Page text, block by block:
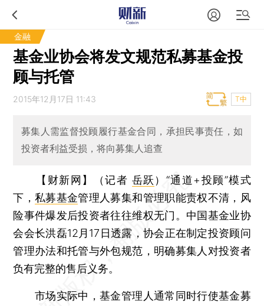
金融
基金业协会将发文规范私募基金投
顾与托管
2015年12月17日 11:43 T中
募集人需监督投顾履行基金合同，承担民事责任，如
投资者利益受损，将向募集人追查
【财新网】（记者 岳跃 ） “通道+投顾”模式
下，私募基金管理人募集和管理职能责权不清，风
险事件爆发后投资者往往维权无门。中国基金业协
会会长洪磊12月17日透露，协会正在制定投资顾问
管理办法和托管与外包规范，明确募集人对投资者
负有完整的售后义务。
市场实际中，基金管理人通常同时行使基金募